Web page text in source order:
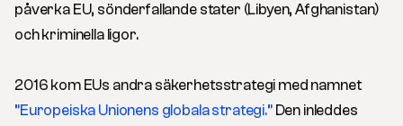
påverka EU, sönderfallande stater (Libyen, Afghanistan)
och kriminella ligor.
2016 kom EUs andra säkerhetsstrategi med namnet
”Europeiska Unionens globala strategi.”Den inleddes